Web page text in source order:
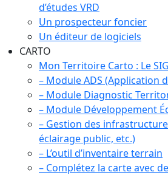
d’études VRD
Un prospecteur foncier
Un éditeur de logiciels
CARTO
Mon Territoire Carto : Le
– Module ADS (Application
– Module Diagnostic
– Module Développement
– Gestion des
éclairage public, etc.)
– L’outil d’inventaire terrain
– Complétez la carte avec